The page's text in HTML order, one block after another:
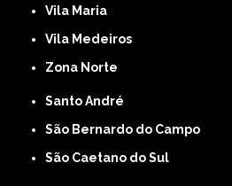
Vila Maria
Vila Medeiros
Zona Norte
Santo André
São Bernardo do Campo
São Caetano do Sul